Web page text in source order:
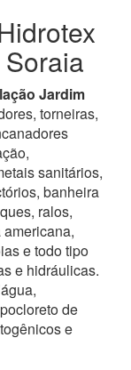
Jardim
torneiras,
sanitários,
banheira
ralos,
e todo tipo
e hidráulicas.
de
e